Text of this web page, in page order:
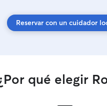
y entrega no recojo antes de
mascotas y a la noche no
por tu comprension Tengo
vallado con muros de más de
Reservar con un cuidador
qué elegir